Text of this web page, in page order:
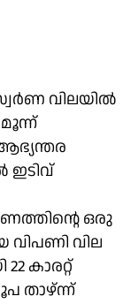
വിലയിൽ
മൂന്ന്
ഇടിവ്
ഒരു
വില
കാരറ്റ്
താഴ്ന്ന്